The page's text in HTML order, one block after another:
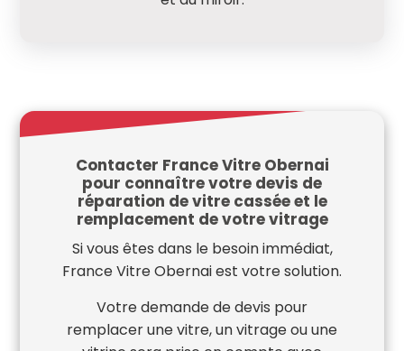
Contacter France Vitre Obernai
pour connaître votre devis de
réparation de vitre cassée et le
remplacement de votre vitrage
Si vous êtes dans le besoin immédiat,
France Vitre Obernai est votre solution.
Votre demande de devis pour
remplacer une vitre, un vitrage ou une